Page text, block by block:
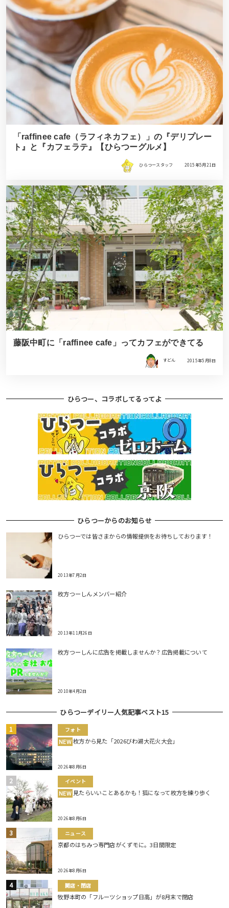
「raffinee cafe（ラフィネカフェ）」の『デリプレー
ト』と『カフェラテ』【ひらつーグルメ】
ひらつースタッフ 2015年5月21日
藤阪中町に「raffinee cafe」ってカフェができてる
すどん 2015年5月8日
ひらつー、コラボしてるってよ
ひらつーからのお知らせ
ひらつーでは皆さまからの情報提供をお待ちしております！
2013年7月2日
枚方つーしんメンバー紹介
2013年11月26日
枚方つーしんに広告を掲載しませんか？広告掲載について
2010年4月2日
ひらつーデイリー人気記事ベスト15
フォト
NEW 枚方から見た「2026びわ湖大花火大会」
2026年8月6日
イベント
NEW 見たらいいことあるかも！狐になって枚方を練り歩く
2026年8月6日
ニュース
京都のはちみつ専門店がくずモに。3日間限定
2026年8月6日
開店・閉店
牧野本町の「フルーツショップ日高」が8月末で閉店